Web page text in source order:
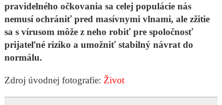
pravidelného očkovania sa celej populácie nás
nemusí ochrániť pred masívnymi vlnami, ale zžitie
sa s vírusom môže z neho robiť pre spoločnosť
prijateľné riziko a umožniť stabilný návrat do
normálu.
Zdroj úvodnej fotografie: Život